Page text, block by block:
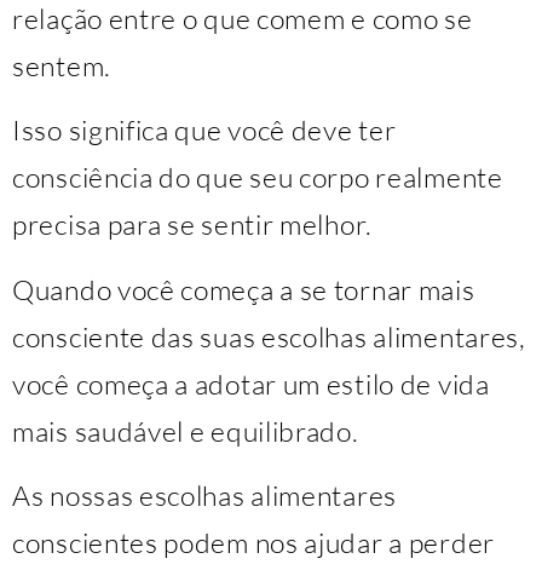
relação entre o que comem e como se
sentem.
Isso significa que você deve ter
consciência do que seu corpo realmente
precisa para se sentir melhor.
Quando você começa a se tornar mais
consciente das suas escolhas alimentares,
você começa a adotar um estilo de vida
mais saudável e equilibrado.
As nossas escolhas alimentares
conscientes podem nos ajudar a perder